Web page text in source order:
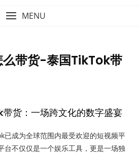
MENU
带货-泰国TikTok带
货：一场跨文化的数字盛宴
已成为全球范围内最受欢迎的短视频平
台不仅仅是一个娱乐工具，更是一场独